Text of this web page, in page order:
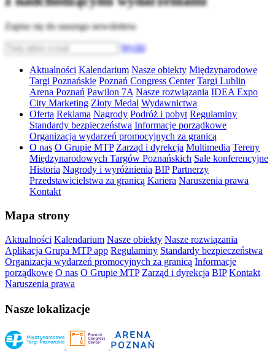
Zapisz się do naszego newslettera
Wyślij
Aktualności Kalendarium Nasze obiekty Międzynarodowe
Targi Poznańskie Poznań Congress Center Targi Lublin
Arena Poznań Pawilon 7A Nasze rozwiązania IDEA Expo
City Marketing Złoty Medal Wydawnictwa
Oferta Reklama Nagrody Podróż i pobyt Regulaminy
Standardy bezpieczeństwa Informacje porządkowe
Organizacja wydarzeń promocyjnych za granicą
O nas O Grupie MTP Zarząd i dyrekcja Multimedia Tereny
Międzynarodowych Targów Poznańskich Sale konferencyjne
Historia Nagrody i wyróżnienia BIP Partnerzy
Przedstawicielstwa za granicą Kariera Naruszenia prawa
Kontakt
Mapa strony
Aktualności Kalendarium Nasze obiekty Nasze rozwiązania
Aplikacja Grupa MTP app Regulaminy Standardy bezpieczeństwa
Organizacja wydarzeń promocyjnych za granicą Informacje
porządkowe O nas O Grupie MTP Zarząd i dyrekcja BIP Kontakt
Naruszenia prawa
Nasze lokalizacje